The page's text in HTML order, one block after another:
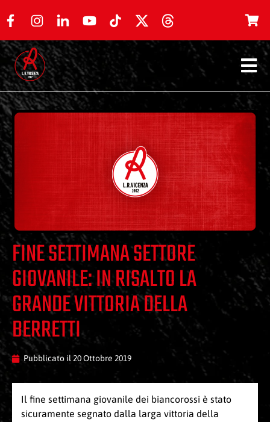
FINE SETTIMANA SETTORE
GIOVANILE: IN RISALTO LA
GRANDE VITTORIA DELLA
BERRETTI
Pubblicato il 20 Ottobre 2019
Il fine settimana giovanile dei biancorossi è stato
sicuramente segnato dalla larga vittoria della